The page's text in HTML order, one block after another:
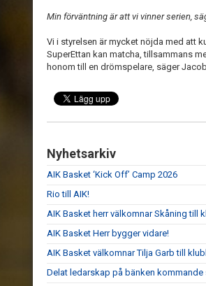
Min förväntning är att vi vinner serien,
Vi i styrelsen är mycket nöjda med att
SuperEttan kan matcha, tillsammans
honom till en drömspelare, säger
Nyhetsarkiv
AIK Basket ‘Kick Off’ Camp 2026
Rio till AIK!
AIK Basket herr välkomnar Skåning till
AIK Basket Herr bygger vidare!
AIK Basket välkomnar Tilja Garb till
Delat ledarskap på bänken